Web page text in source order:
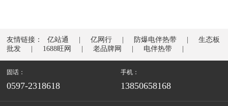
友情链接： 亿站通 亿网行 防爆电伴热带
生态板
批发
1688旺网 老品牌网 电伴热带
固话：
0597-2318618
手机：
13850658168